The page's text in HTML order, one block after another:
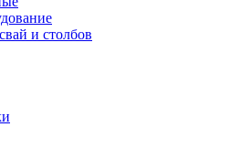
и столбов